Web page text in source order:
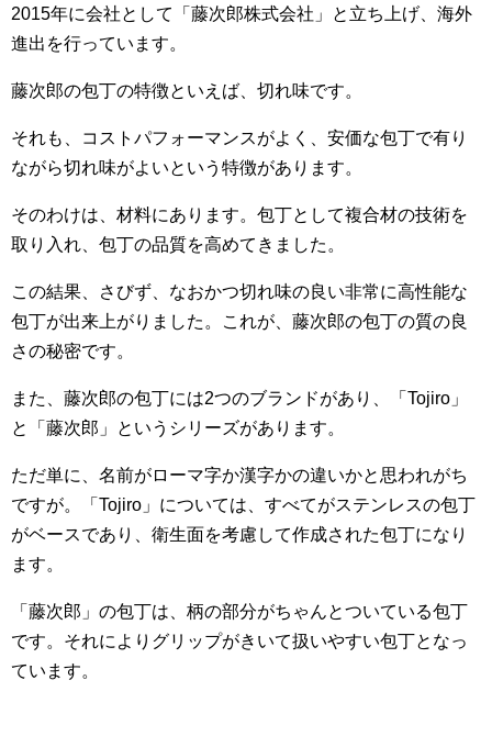
2015年に会社として「藤次郎株式会社」と立ち上げ、海外
進出を行っています。
藤次郎の包丁の特徴といえば、切れ味です。
それも、コストパフォーマンスがよく、安価な包丁で有り
ながら切れ味がよいという特徴があります。
そのわけは、材料にあります。包丁として複合材の技術を
取り入れ、包丁の品質を高めてきました。
この結果、さびず、なおかつ切れ味の良い非常に高性能な
包丁が出来上がりました。これが、藤次郎の包丁の質の良
さの秘密です。
また、藤次郎の包丁には2つのブランドがあり、「Tojiro」
と「藤次郎」というシリーズがあります。
ただ単に、名前がローマ字か漢字かの違いかと思われがち
ですが。「Tojiro」については、すべてがステンレスの包丁
がベースであり、衛生面を考慮して作成された包丁になり
ます。
「藤次郎」の包丁は、柄の部分がちゃんとついている包丁
です。それによりグリップがきいて扱いやすい包丁となっ
ています。